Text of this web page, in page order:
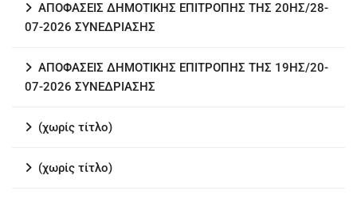
ΑΠΟΦΑΣΕΙΣ ΔΗΜΟΤΙΚΗΣ ΕΠΙΤΡΟΠΗΣ ΤΗΣ 20ΗΣ/28-
07-2026 ΣΥΝΕΔΡΙΑΣΗΣ
ΑΠΟΦΑΣΕΙΣ ΔΗΜΟΤΙΚΗΣ ΕΠΙΤΡΟΠΗΣ ΤΗΣ 19ΗΣ/20-
07-2026 ΣΥΝΕΔΡΙΑΣΗΣ
(χωρίς τίτλο)
(χωρίς τίτλο)